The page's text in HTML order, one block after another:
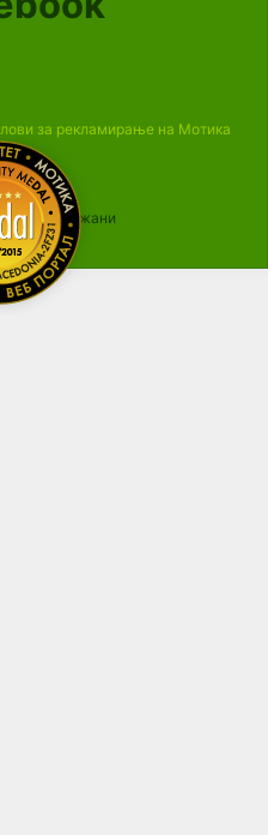
за рекламирање на Мотика
се задржани